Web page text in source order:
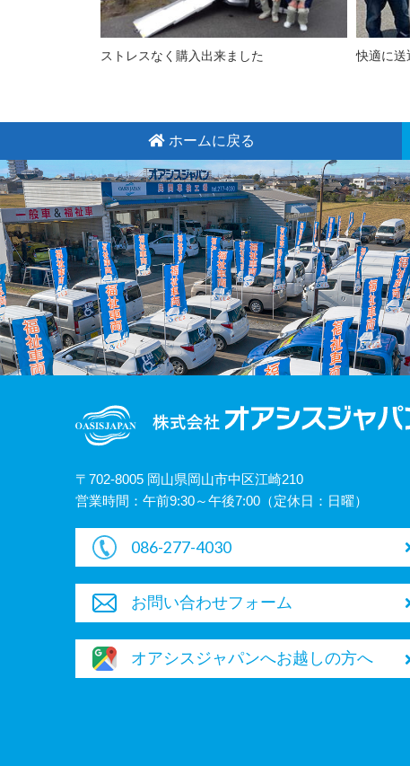
ストレスなく購入出来ました 快適に送
ホームに戻る
〒702-8005 岡山県岡山市中区江崎210
営業時間：午前9:30～午後7:00（定休日：日曜）
086-277-4030
お問い合わせフォーム
オアシスジャパンへお越しの方へ